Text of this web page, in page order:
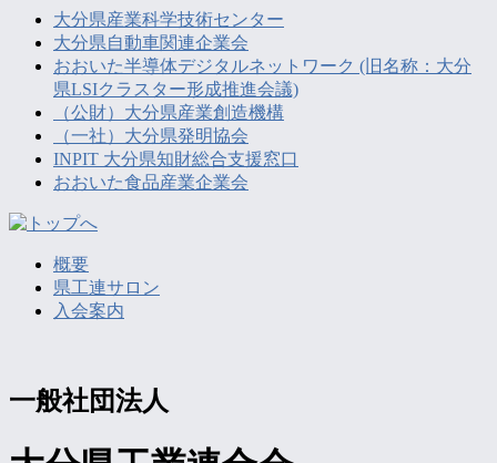
大分県産業科学技術センター
大分県自動車関連企業会
おおいた半導体デジタルネットワーク (旧名称：大分
県LSIクラスター形成推進会議)
（公財）大分県産業創造機構
（一社）大分県発明協会
INPIT 大分県知財総合支援窓口
おおいた食品産業企業会
概要
県工連サロン
入会案内
一般社団法人